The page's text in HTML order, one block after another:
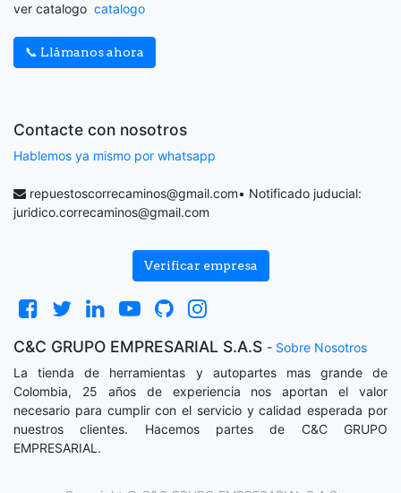
ver catalogo catalogo
📞 Llámanos ahora
Contacte con nosotros
Hablemos ya mismo por whatsapp
repuestoscorrecaminos@gmail.com• Notificado juducial:
juridico.correcaminos@gmail.com
Verificar empresa
C&C GRUPO EMPRESARIAL S.A.S - Sobre Nosotros
La tienda de herramientas y autopartes mas grande de
Colombia, 25 años de experiencia nos aportan el valor
necesario para cumplir con el servicio y calidad esperada por
nuestros clientes. Hacemos partes de C&C GRUPO
EMPRESARIAL.